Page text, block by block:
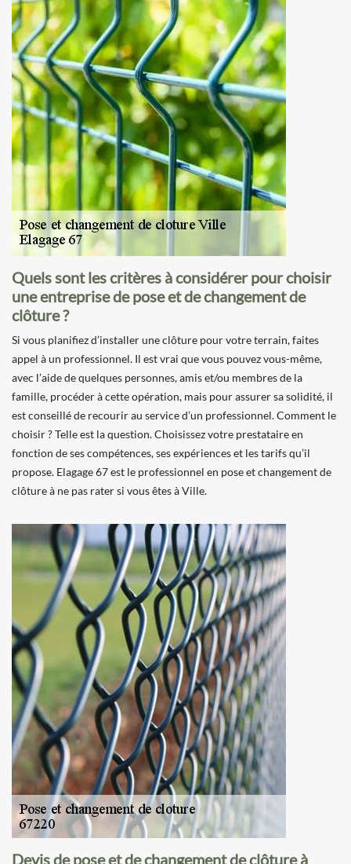
Quels sont les critères à considérer pour choisir
une entreprise de pose et de changement de
clôture ?
Si vous planifiez d’installer une clôture pour votre terrain, faites
appel à un professionnel. Il est vrai que vous pouvez vous-même,
avec l’aide de quelques personnes, amis et/ou membres de la
famille, procéder à cette opération, mais pour assurer sa solidité, il
est conseillé de recourir au service d’un professionnel. Comment le
choisir ? Telle est la question. Choisissez votre prestataire en
fonction de ses compétences, ses expériences et les tarifs qu’il
propose. Elagage 67 est le professionnel en pose et changement de
clôture à ne pas rater si vous êtes à Ville.
Devis de pose et de changement de clôture à